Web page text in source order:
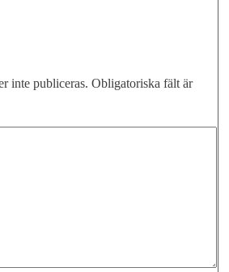
inte publiceras. Obligatoriska fält är